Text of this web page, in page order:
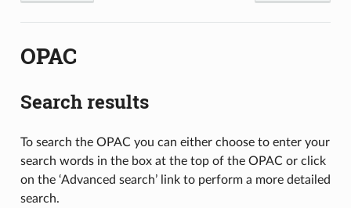
OPAC
Search results
To search the OPAC you can either choose to enter your
search words in the box at the top of the OPAC or click
on the ‘Advanced search’ link to perform a more detailed
search.